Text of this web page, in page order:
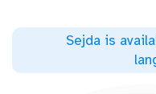
Sejda is